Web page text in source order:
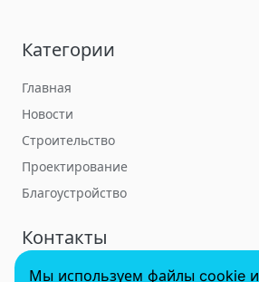
Категории
Главная
Новости
Строительство
Проектирование
Благоустройство
Контакты
towerbuildforum@yandex.ru
Мы используем файлы cookie и